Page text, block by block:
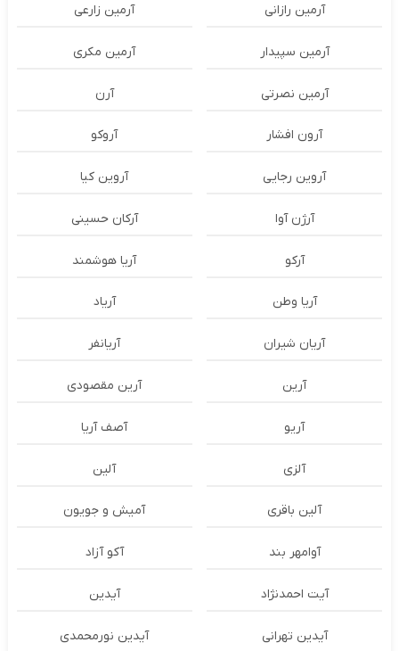
آرمین رازانی آرمین زارعی
آرمین سپیدار آرمین مکری
آرمین نصرتی آرن
آرون افشار آروکو
آروین رجایی آروین کیا
آرژن آوا آرکان حسینی
آرکو آریا هوشمند
آریا وطن آریاد
آریان شیران آریانفر
آرین آرین مقصودی
آریو آصف آریا
آلزی آلین
آلین باقری آمیش و جویون
آوامهر بند آکو آزاد
آیت احمدنژاد آیدین
آیدین تهرانی آیدین نورمحمدی